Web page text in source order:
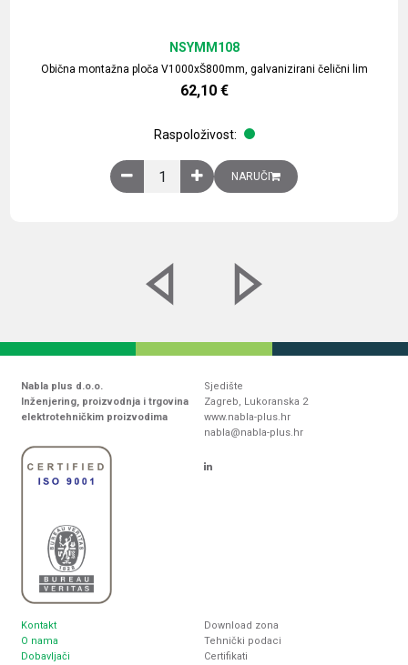
Obična montažna ploča V1000xŠ800mm, galvanizirani čelični lim
NSYMM108
62,10 €
Raspoloživost:
Obična montažna ploča V1000xŠ800mm,
NARUČI
Nabla plus d.o.o.
Inženjering, proizvodnja i trgovina
elektrotehničkim proizvodima
Sjedište
Zagreb, Lukoranska 2
www.nabla-plus.hr
nabla@nabla-plus.hr
Kontakt
O nama
Dobavljači
Download zona
Tehnički podaci
Certifikati